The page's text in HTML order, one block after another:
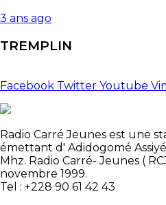
3 ans ago
TREMPLIN
Facebook Twitter Youtube
Radio Carré Jeunes est une
émettant d' Adidogomé
Mhz. Radio Carré- Jeunes (
novembre 1999.
Tel : +228 90 61 42 43